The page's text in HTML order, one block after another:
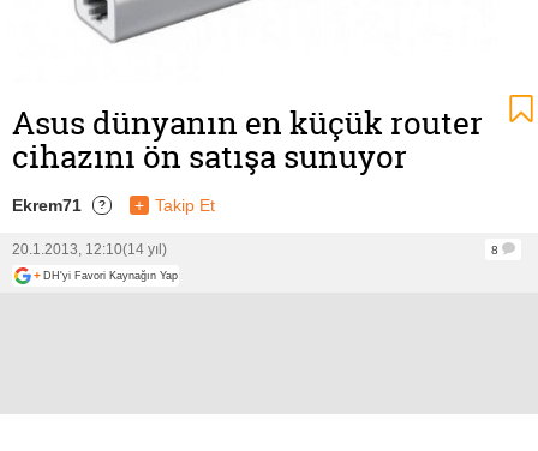
Asus dünyanın en küçük router
cihazını ön satışa sunuyor
Ekrem71 ? + Takip Et
20.1.2013, 12:10(14 yıl)
8
+ DH'yi Favori Kaynağın Yap